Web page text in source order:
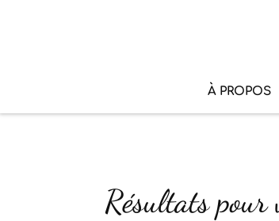
À PROPOS
Résultats pour